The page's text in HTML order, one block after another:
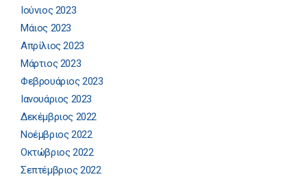
Ιούνιος 2023
Μάιος 2023
Απρίλιος 2023
Μάρτιος 2023
Φεβρουάριος 2023
Ιανουάριος 2023
Δεκέμβριος 2022
Νοέμβριος 2022
Οκτώβριος 2022
Σεπτέμβριος 2022